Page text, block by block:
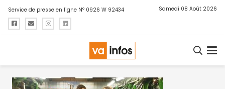
Service de presse en ligne N° 0926 W 92434 Samedi 08 Août 2026